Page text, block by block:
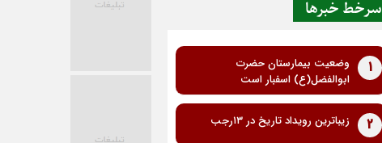
سرخط خبرها
1
وضعیت بیمارستان حضرت
ابوالفضل(ع) اسفبار است
2 زیباترین رویداد تاریخ در ۱۳رجب